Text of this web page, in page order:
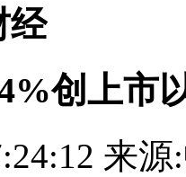
经
创上市
来源